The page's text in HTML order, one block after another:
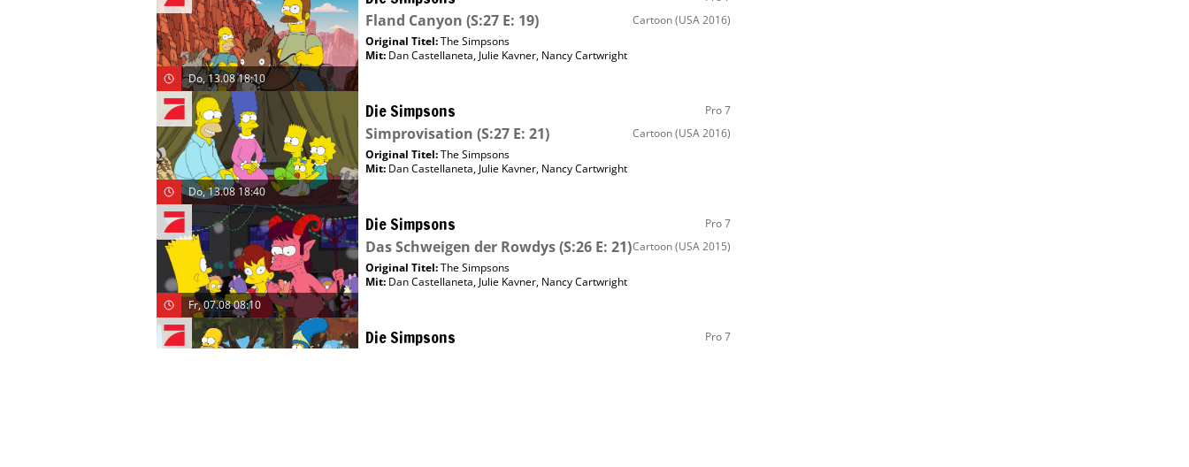
Do, 13.08 18:10
Fland Canyon (S:27 E: 19) Cartoon(USA 2016)
Original Titel:The Simpsons
Mit: Dan Castellaneta, Julie Kavner, Nancy Cartwright
Do, 13.08 18:40
Die Simpsons Pro 7
Simprovisation (S:27 E: 21) Cartoon(USA 2016)
Original Titel:The Simpsons
Mit: Dan Castellaneta, Julie Kavner, Nancy Cartwright
Fr, 07.08 08:10
Die Simpsons Pro 7
Das Schweigen der Rowdys(S:26 E: 21)Cartoon(USA 2015)
Original Titel:The Simpsons
Mit: Dan Castellaneta, Julie Kavner, Nancy Cartwright
Die Simpsons Pro 7